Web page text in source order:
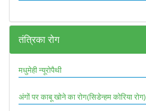
तंत्रिका रोग
मधुमेही न्यूरोपैथी
अंगों पर काबू खोने का रोग(सिडेन्हम कोरिया रोग)